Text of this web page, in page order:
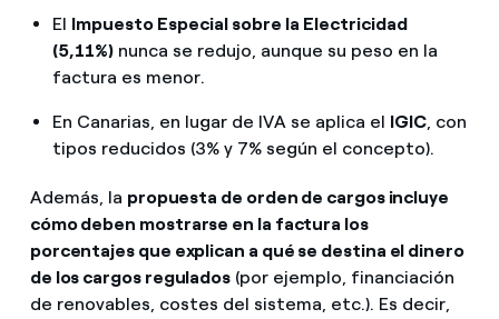
El Impuesto Especial sobre la Electricidad
(5,11%)nunca se redujo, aunque su peso en la
factura es menor.
En Canarias, en lugar de IVA se aplica el IGIC, con
tipos reducidos (3% y 7% según el concepto).
Además, la propuesta de orden de cargos incluye
cómo deben mostrarse en la factura los
porcentajes que explican a qué se destina el dinero
de los cargos regulados (por ejemplo, financiación
de renovables, costes del sistema, etc.). Es decir,